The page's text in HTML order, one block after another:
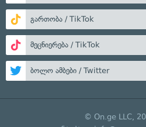
გართობა / TikTok
მეცნიერება / TikTok
ბოლო ამბები / Twitter
© On.ge LLC,